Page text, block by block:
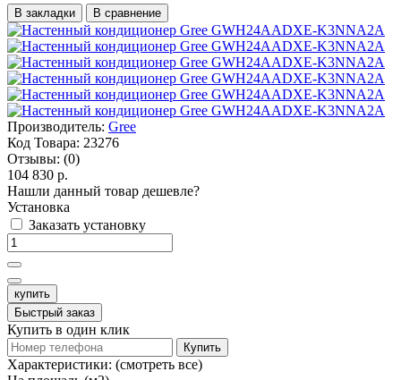
В закладки В сравнение
Производитель: Gree
Код Товара: 23276
Отзывы: (0)
104 830 р.
Нашли данный товар дешевле?
Установка
Заказать установку
купить
Быстрый заказ
Купить в один клик
Купить
Характеристики: (смотреть все)